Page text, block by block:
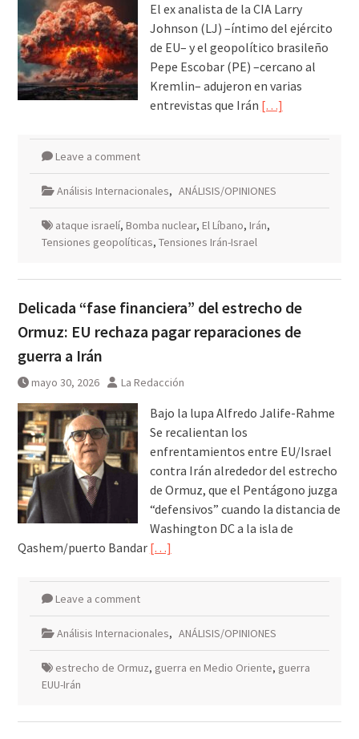
El ex analista de la CIA Larry
Johnson (LJ) –íntimo del ejército
de EU– y el geopolítico brasileño
Pepe Escobar (PE) –cercano al
Kremlin– adujeron en varias
entrevistas que Irán […]
Leave a comment
Análisis Internacionales, ANÁLISIS/OPINIONES
ataque israelí, Bomba nuclear, El Líbano, Irán,
Tensiones geopolíticas, Tensiones Irán-Israel
Delicada “fase financiera” del estrecho de
Ormuz: EU rechaza pagar reparaciones de
guerra a Irán
mayo 30, 2026 La Redacción
Bajo la lupa Alfredo Jalife-Rahme
Se recalientan los
enfrentamientos entre EU/Israel
contra Irán alrededor del estrecho
de Ormuz, que el Pentágono juzga
“defensivos” cuando la distancia de
Washington DC a la isla de
Qashem/puerto Bandar […]
Leave a comment
Análisis Internacionales, ANÁLISIS/OPINIONES
estrecho de Ormuz, guerra en Medio Oriente, guerra
EUU-Irán